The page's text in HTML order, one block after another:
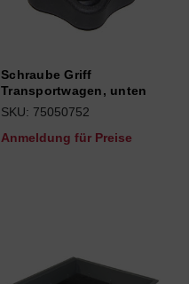
Schraube Griff
Transportwagen, unten
SKU: 75050752
Anmeldung für Preise